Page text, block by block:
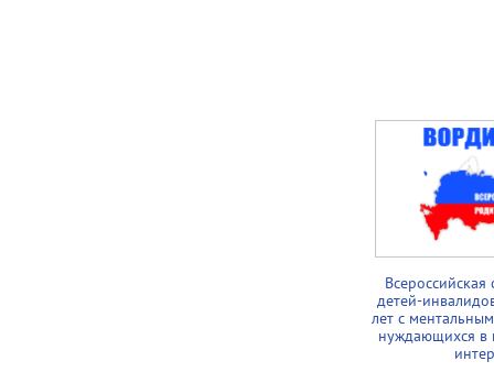
детей-
лет с
нуждающихся в